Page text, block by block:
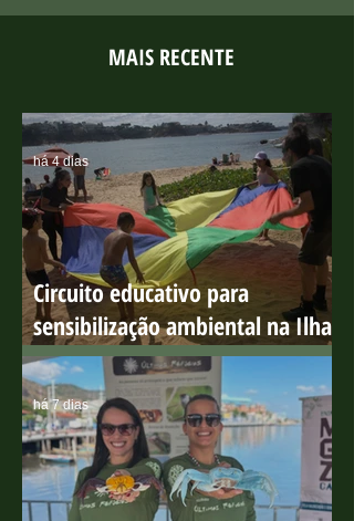
MAIS RECENTE
Circuito educativo para
sensibilização ambiental na Ilha
do Boi
há 4 dias
há 7 dias